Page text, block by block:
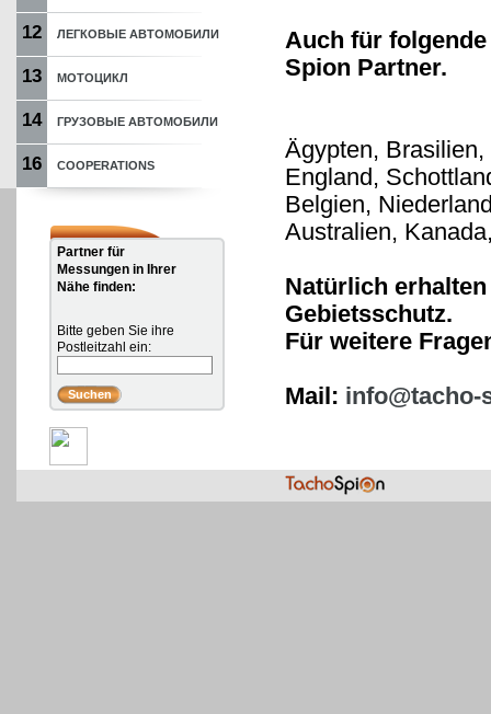
12 ЛЕГКОВЫЕ АВТОМОБИЛИ
13 МОТОЦИКЛ
14 ГРУЗОВЫЕ АВТОМОБИЛИ
16 COOPERATIONS
Partner für
Messungen in Ihrer
Nähe finden:
Bitte geben Sie ihre
Postleitzahl ein:
Auch für
Spion Partner.
Ägypten,
England,
Belgien,
Australien,
Natürlich
Gebietsschutz.
Für weitere
Mail: info@tacho-